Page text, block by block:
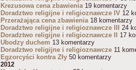
Krezusowa cena zbawienia19 komentarzy
Doradztwo religijne i religioznawcze IV 12
Przerażająca cena zbawienia18 komentarzy
Doradztwo religijne i religioznawcze III
24
Doradztwo religijne i religioznawcze II
17
Ubodzy duchem 13 komentarzy
Doradztwo religijne i religioznawcze 11
Egzorcyści kontra Zły 50 komentarzy
2012